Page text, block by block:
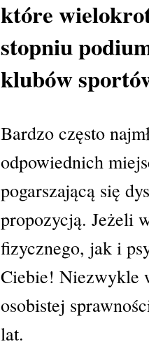
które
stopniu
klubów
Bardzo często
odpowiednich
pogarszającą się
propozycją. Jeżeli
fizycznego, jak i
Ciebie! Niezwykle
osobistej
lat.